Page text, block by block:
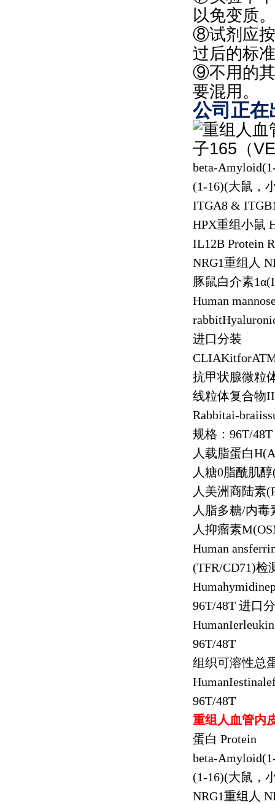
以免变质。
⑧试剂应按
过后的标
⑨不用的其
要混用。
公司正在
beta-
(1-16)(大鼠，
ITGA8 &
HPX重组小鼠
IL12B Protein
NRG1重组人
豚鼠白介素1α
Human
进口分装
抗甲状腺微粒
线粒体复合物II
Rabbitai-
规格： 96T/48T
人载脂蛋白
人糖0脂酰肌醇
人美洲商陆素
人脂多糖/内毒
人抑瘤素
Human
(TFR/CD71)检
96T/48T 进口
96T/48T
组织可溶性总
96T/48T
重组人血管内
蛋白 Protein
beta-
(1-16)(大鼠，
NRG1重组人